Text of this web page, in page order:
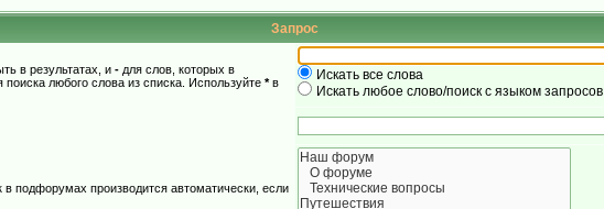
Запрос
в результатах, и - для слов, которых в
поиска любого слова из списка. Используйте *в
Искать все слова
Искать любое слово/поиск с языком запросов
подфорумах производится автоматически, если